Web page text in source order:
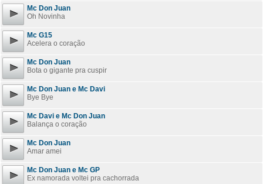
Mc Don Juan
Oh Novinha
Mc G15
Acelera o coração
Mc Don Juan
Bota o gigante pra cuspir
Mc Don Juan e Mc Davi
Bye Bye
Mc Davi e Mc Don Juan
Balança o coração
Mc Don Juan
Amar amei
Mc Don Juan e Mc GP
Ex namorada voltei pra cachorrada